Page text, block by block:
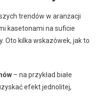
trendów w aranżacji
kasetonami na suficie
Oto kilka wskazówek, jak to
– na przykład białe
efekt jednolitej,